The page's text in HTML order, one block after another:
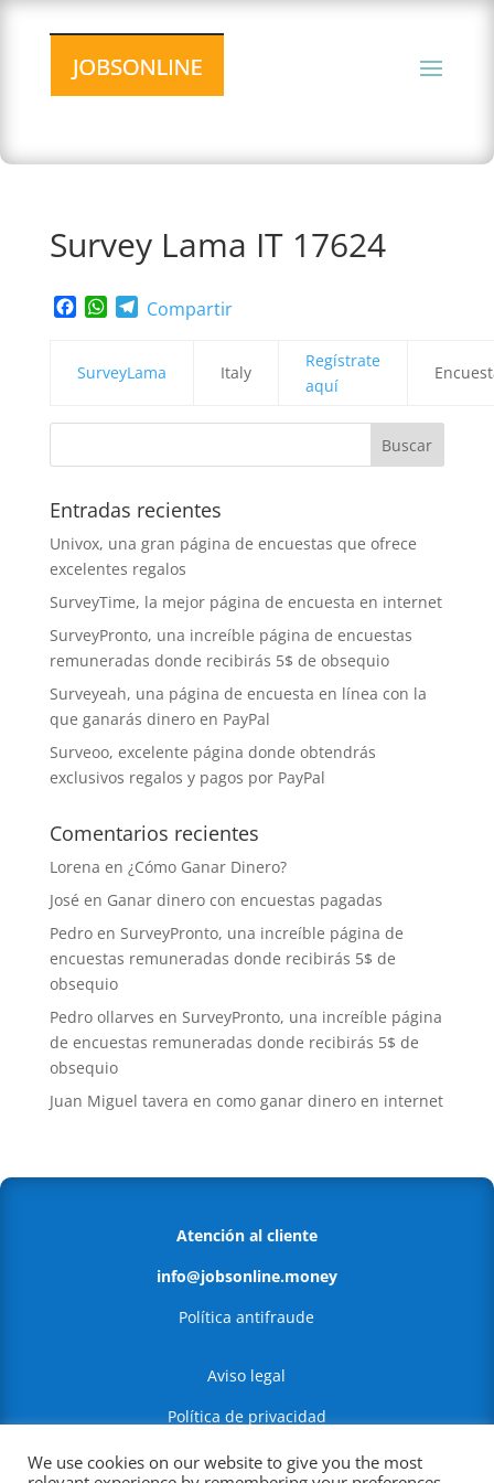
Survey Lama IT 17624
Facebook
WhatsApp
Telegram
Compartir
SurveyLama Italy
Regístrate
aquí
Entradas recientes
Univox, una gran página de encuestas que ofrece
excelentes regalos
SurveyTime, la mejor página de encuesta en internet
SurveyPronto, una increíble página de encuestas
remuneradas donde recibirás 5$ de obsequio
Surveyeah, una página de encuesta en línea con la
que ganarás dinero en PayPal
Surveoo, excelente página donde obtendrás
exclusivos regalos y pagos por PayPal
Comentarios recientes
Lorena en ¿Cómo Ganar Dinero?
José en Ganar dinero con encuestas pagadas
Pedroen SurveyPronto, una increíble página de
encuestas remuneradas donde recibirás 5$ de
obsequio
Pedro ollarves en SurveyPronto, una increíble página
de encuestas remuneradas donde recibirás 5$ de
obsequio
Juan Miguel tavera en como ganar dinero en internet
Atención al cliente
info@jobsonline.money
Política antifraude
Aviso legal
Política de privacidad
Política de Cookies
We use cookies on our website to give you the most